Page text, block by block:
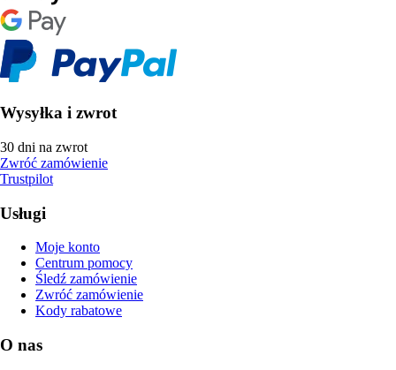
Wysyłka i zwrot
30 dni na zwrot
Zwróć zamówienie
Trustpilot
Usługi
Moje konto
Centrum pomocy
Śledź zamówienie
Zwróć zamówienie
Kody rabatowe
O nas